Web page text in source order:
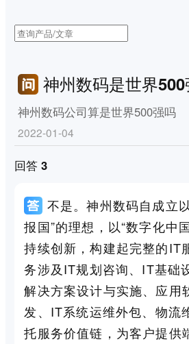
神州数码是世界
神州数码公司算是世界500强吗
2022-01-04
回答 3
不是。神州数码自成立
报国”的理想，以“数字化中
持续创新，构建起完整的IT
务涉及IT规划咨询、IT基础
解决方案设计与实施、应用
发、IT系统运维外包、物流
托服务价值链，为客户提供